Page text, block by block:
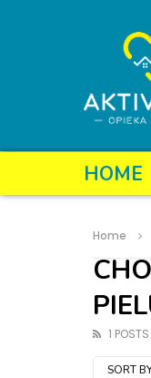
HOME
Home
1 POSTS
SORT